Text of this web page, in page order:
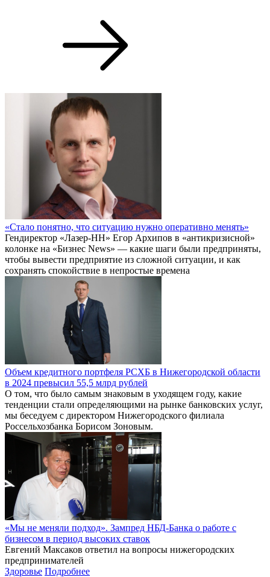
«Стало понятно, что ситуацию нужно оперативно менять»
Гендиректор «Лазер-НН» Егор Архипов в «антикризисной»
колонке на «Бизнес News» — какие шаги были предприняты,
чтобы вывести предприятие из сложной ситуации, и как
сохранять спокойствие в непростые времена
Объем кредитного портфеля РСХБ в Нижегородской области
в 2024 превысил 55,5 млрд рублей
О том, что было самым знаковым в уходящем году, какие
тенденции стали определяющими на рынке банковских услуг,
мы беседуем с директором Нижегородского филиала
Россельхозбанка Борисом Зоновым.
«Мы не меняли подход». Зампред НБД-Банка о работе с
бизнесом в период высоких ставок
Евгений Максаков ответил на вопросы нижегородских
предпринимателей
Здоровье Подробнее